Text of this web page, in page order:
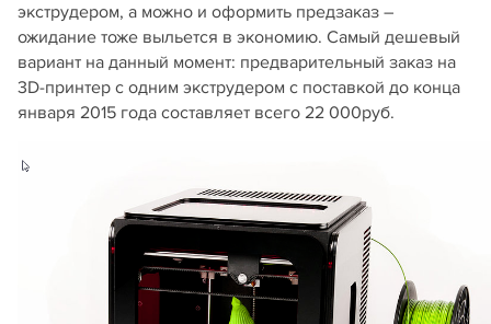
экструдером, а можно и оформить предзаказ –
ожидание тоже выльется в экономию. Самый дешевый
вариант на данный момент: предварительный заказ на
3D-принтер с одним экструдером с поставкой до конца
января 2015 года составляет всего 22 000руб.